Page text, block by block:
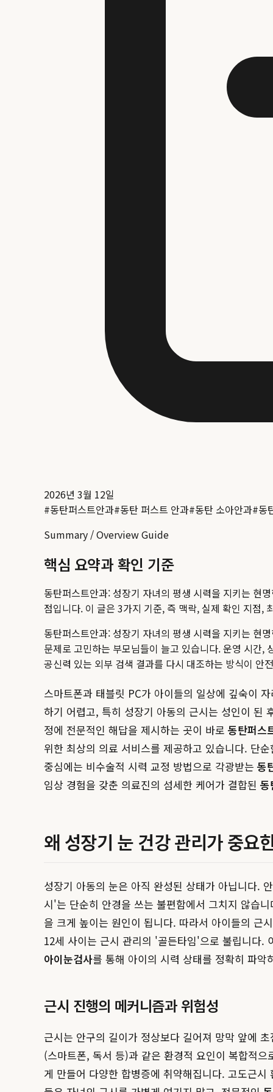
2026년 3월 12일
#동탄퍼스트안과#동탄 퍼스트 안과#동탄 소아안과#동
Summary / Overview Guide
핵심 요약과 확인 기준
동탄퍼스트안과: 성장기 자녀의 평생 시력을 지키는 현
점입니다. 이 글은 3가지 기준, 즉 맥락, 실제 확인 지점,
동탄퍼스트안과: 성장기 자녀의 평생 시력을 지키는 현
문제로 고민하는 부모님들이 늘고 있습니다.운영 시간,
공신력 있는 외부 검색 결과를 다시 대조하는 방식이 안
스마트폰과 태블릿 PC가 아이들의 일상에 깊숙이
하기 어렵고, 특히 성장기 아동의 근시는 성인이 된
정에 전문적인 해답을 제시하는 곳이 바로 동탄퍼스
위한 최상의 의료 서비스를 제공하고 있습니다. 단
중심에는 비수술적 시력 교정 방법으로 각광받는 동
임상 경험을 갖춘 의료진의 섬세한 케어가 결합된 동
왜 성장기 눈 건강 관리가 중요
성장기 아동의 눈은 아직 완성된 상태가 아닙니다.
시'는 단순히 안경을 쓰는 불편함에서 그치지 않습
을 크게 높이는 원인이 됩니다. 따라서 아이들의 근
12세 사이는 근시 관리의 '골든타임'으로 불립니다.
아이눈검사를 통해 아이의 시력 상태를 정확히 파
근시 진행의 메커니즘과 위험성
근시는 안구의 길이가 정상보다 길어져 망막 앞에
(스마트폰, 독서 등)과 같은 환경적 요인이 복합적
게 만들어 다양한 합병증에 취약해집니다. 고도근